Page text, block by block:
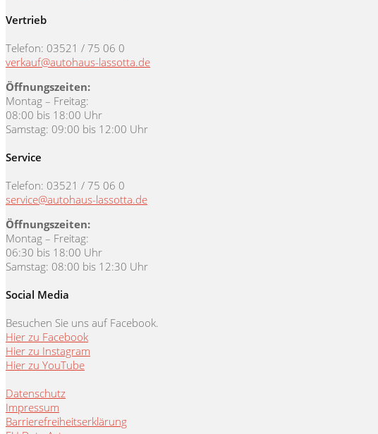
Vertrieb
Telefon: 03521 / 75 06 0
verkauf@autohaus-lassotta.de
Öffnungszeiten:
Montag – Freitag:
08:00 bis 18:00 Uhr
Samstag: 09:00 bis 12:00 Uhr
Service
Telefon: 03521 / 75 06 0
service@autohaus-lassotta.de
Öffnungszeiten:
Montag – Freitag:
06:30 bis 18:00 Uhr
Samstag: 08:00 bis 12:30 Uhr
Social Media
Besuchen Sie uns auf Facebook.
Hier zu Facebook
Hier zu Instagram
Hier zu YouTube
Datenschutz
Impressum
Barrierefreiheitserklärung